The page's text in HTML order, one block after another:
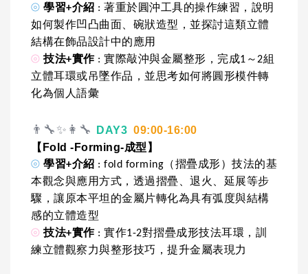
⦾ 學習+介紹 : 著重於圓沖工具的操作練習，說明
如何製作凹凸曲面、碗狀造型，並探討這類立體
結構在飾品設計中的應用
⦾ 技法+實作: 實際敲沖與金屬整形，完成1～2組
立體耳環或吊墜作品，並思考如何將圓形模件轉
化為個人語彙
👨‍🔧✨👩‍🔧 DAY3 09:00-16:00
【Fold -Forming-成型】
⦾ 學習+介紹 : fold forming（摺疊成形）技法的基
本觀念與應用方式，透過摺疊、退火、延展等步
驟，讓原本平坦的金屬片轉化為具有弧度與結構
感的立體造型
⦾ 技法+實作: 實作1-2對摺疊成形技法耳環，訓
練立體觀察力與整形技巧，提升金屬表現力